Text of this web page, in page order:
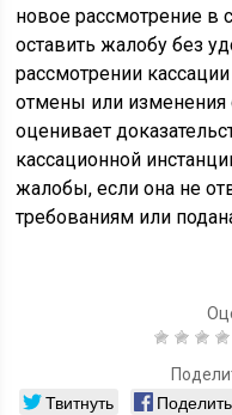
новое рассмотрение в
оставить жалобу без
рассмотрении
отмены или изменения
оценивает
кассационной
жалобы, если она не
требованиям или
Твитнуть